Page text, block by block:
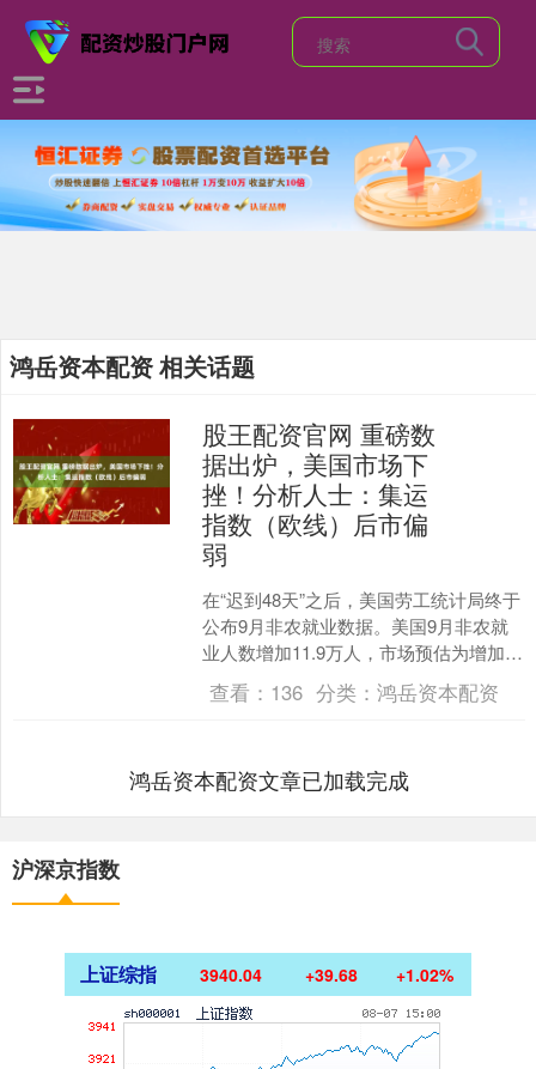
鸿岳资本配资 相关话题
股王配资官网 重磅数
据出炉，美国市场下
挫！分析人士：集运
指数（欧线）后市偏
弱
在“迟到48天”之后，美国劳工统计局终于
公布9月非农就业数据。美国9月非农就
业人数增加11.9万人，市场预估为增加
5.2万人，前值为增加2.2万人。美国9月
失业....
查看： 136 分类： 鸿岳资本配资
鸿岳资本配资文章已加载完成
沪深京指数
上证综指 3940.04 +39.68 +1.02%